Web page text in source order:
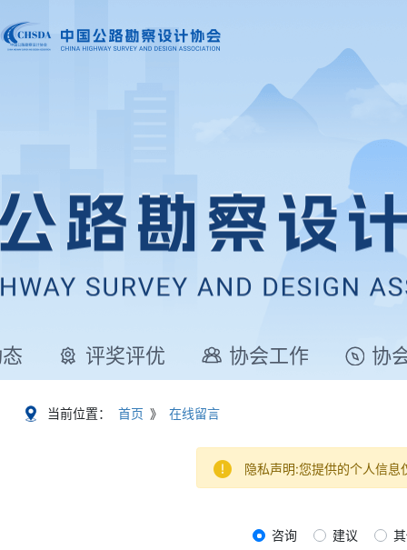
评奖评优 协会工作 协
当前位置： 首页 》 在线留言
隐私声明:您提供的个人信
咨询 建议